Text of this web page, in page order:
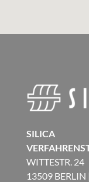
SILICA
WITTESTR. 24
13509